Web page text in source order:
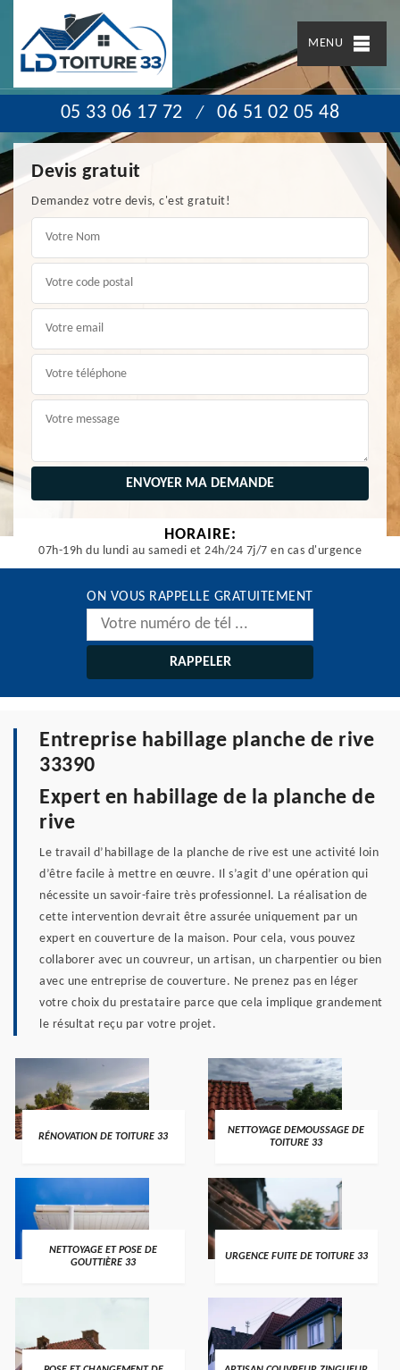
MENU
05 33 06 17 72 / 06 51 02 05 48
Devis gratuit
Demandez votre devis, c'est gratuit!
HORAIRE:
07h-19h du lundi au samedi et 24h/24 7j/7 en cas d'urgence
ON VOUS RAPPELLE GRATUITEMENT
Entreprise habillage planche de rive
33390
Expert en habillage de la planche de
rive
Le travail d’habillage de la planche de rive est une activité loin
d’être facile à mettre en œuvre. Il s’agit d’une opération qui
nécessite un savoir-faire très professionnel. La réalisation de
cette intervention devrait être assurée uniquement par un
expert en couverture de la maison. Pour cela, vous pouvez
collaborer avec un couvreur, un artisan, un charpentier ou bien
avec une entreprise de couverture. Ne prenez pas en léger
votre choix du prestataire parce que cela implique grandement
le résultat reçu par votre projet.
RÉNOVATION DE TOITURE 33
NETTOYAGE DEMOUSSAGE DE
TOITURE 33
NETTOYAGE ET POSE DE
GOUTTIÈRE 33
URGENCE FUITE DE TOITURE 33